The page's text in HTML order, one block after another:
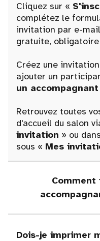
Cliquez sur «
complétez le
invitation par e-
gratuite,
Créez une
ajouter un
un accompagnant
Retrouvez toutes
d'accueil du salon
invitation » ou
sous « Mes
Comment
Dois-je imprimer